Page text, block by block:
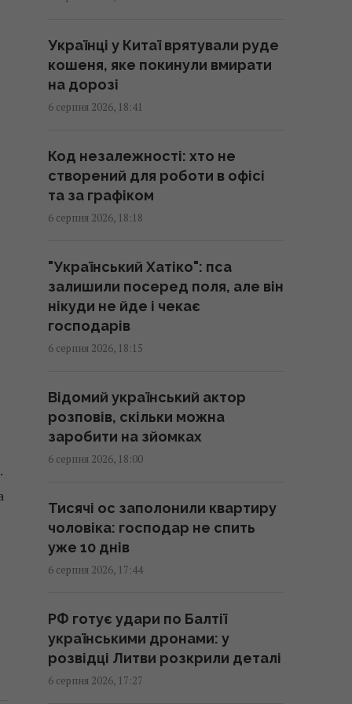
.
що будуть відзначати 8 серпня
18:04 четвер, 06 серпня 2026
Гороскоп на 7 серпня за
Близнюкам - прискорення
18:00 четвер, 06 серпня 2026
У Єврокомісії відреагували на
скорочення поставок ракет
17:58 четвер, 06 серпня 2026
7 продуктів, у яких корисних
жирів набагато більше, ніж в
17:55 четвер, 06 серпня 2026
Названо найкращі "народні"
моделі iPhone: саме ними
17:55 четвер, 06 серпня 2026
Чи готова Росія до українських
ударів взимку: експерт дав
17:52 четвер, 06 серпня 2026
"Укренерго" підняло тарифи з 1
серпня: наскільки зросте
Українці у Китаї врятували руде
кошеня, яке покинули вмирати
на дорозі
6 серпня 2026, 18:41
Код незалежності: хто не
створений для роботи в офісі
та за графіком
6 серпня 2026, 18:18
"Український Хатіко": пса
залишили посеред поля, але він
нікуди не йде і чекає
господарів
6 серпня 2026, 18:15
Відомий український актор
розповів, скільки можна
заробити на зйомках
6 серпня 2026, 18:00
Тисячі ос заполонили квартиру
чоловіка: господар не спить
уже 10 днів
6 серпня 2026, 17:44
РФ готує удари по Балтії
українськими дронами: у
розвідці Литви розкрили деталі
6 серпня 2026, 17:27